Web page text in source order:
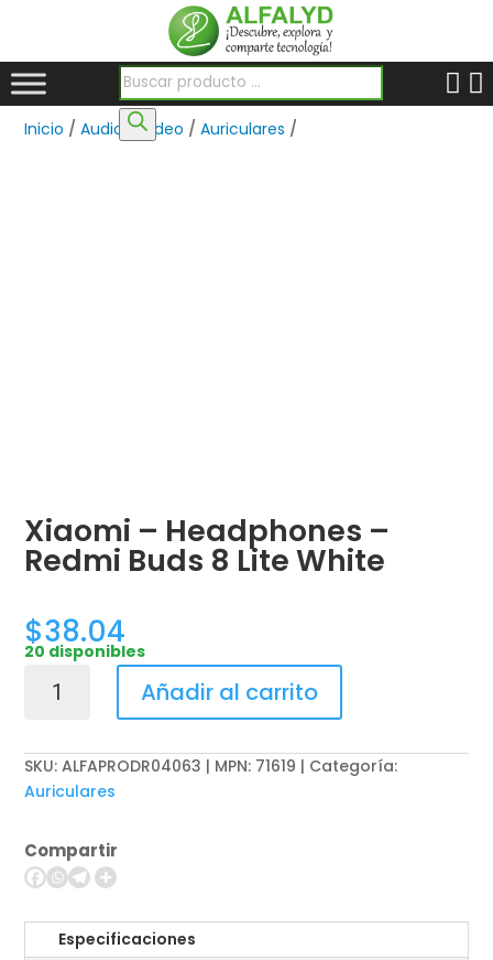
Búsqueda de productos
Inicio /Audio y Video /Auriculares /
Xiaomi – Headphones –
Redmi Buds 8 Lite White
$38.04
20 disponibles
Headphones
-
Redmi
Buds
Lite
White
Añadir al carrito
SKU:ALFAPRODR04063 | MPN: 71619
Categoría:
Auriculares
Compartir
Especificaciones